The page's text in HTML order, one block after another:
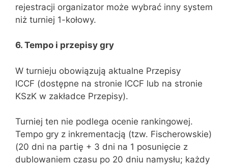
rejestracji organizator może wybrać inny system
niż turniej 1-kołowy.
6. Tempo i przepisy gry
W turnieju obowiązują aktualne Przepisy
ICCF (dostępne na stronie ICCF lub na stronie
KSzK w zakładce Przepisy).
Turniej ten nie podlega ocenie rankingowej.
Tempo gry z inkrementacją (tzw. Fischerowskie)
(20 dni na partię + 3 dni na 1 posunięcie z
dublowaniem czasu po 20 dniu namysłu; każdy